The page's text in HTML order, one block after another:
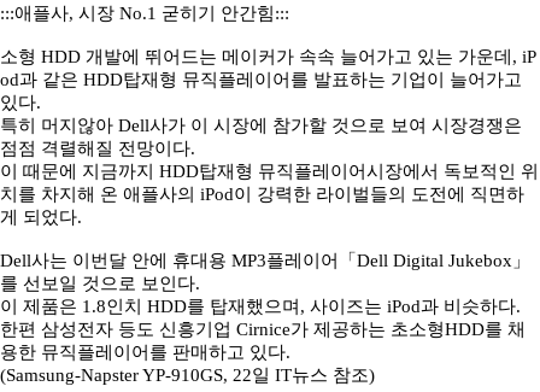
:::애플사, 시장 No.1 굳히기 안간힘:::
소형 HDD 개발에 뛰어드는 메이커가 속속 늘어가고 있는 가운데, iP
od과 같은 HDD탑재형 뮤직플레이어를 발표하는 기업이 늘어가고
있다.
특히 머지않아 Dell사가 이 시장에 참가할 것으로 보여 시장경쟁은
점점 격렬해질 전망이다.
이 때문에 지금까지 HDD탑재형 뮤직플레이어시장에서 독보적인 위
치를 차지해 온 애플사의 iPod이 강력한 라이벌들의 도전에 직면하
게 되었다.
Dell사는 이번달 안에 휴대용 MP3플레이어「Dell Digital Jukebox」
를 선보일 것으로 보인다.
이 제품은 1.8인치 HDD를 탑재했으며, 사이즈는 iPod과 비슷하다.
한편 삼성전자 등도 신흥기업 Cirnice가 제공하는 초소형HDD를 채
용한 뮤직플레이어를 판매하고 있다.
(Samsung-Napster YP-910GS, 22일 IT뉴스 참조)